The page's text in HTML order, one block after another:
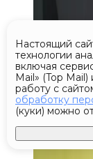
Настоящий
технологии
включая
Mail» (Top
работу с
обработку
(куки) можно